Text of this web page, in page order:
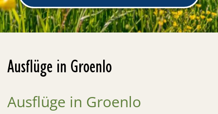
Ausflüge in Groenlo
Ausflüge in Groenlo